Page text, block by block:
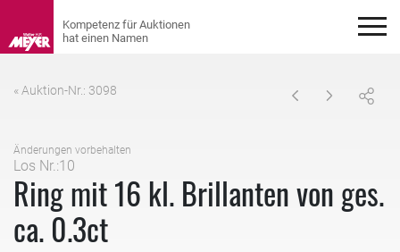
« Auktion-Nr.: 3098
Änderungen vorbehalten
Los Nr.:10
Ring mit 16 kl. Brillanten von ges.
ca. 0.3ct